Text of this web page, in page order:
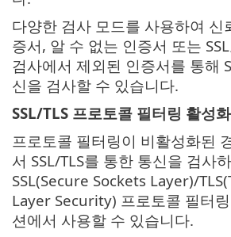
다양한 검사 모드를 사용하여 신
증서, 알 수 없는 인증서 또는
검사에서 제외된 인증서를 통해
신을 검사할 수 있습니다.
SSL/TLS 프로토콜 필터링 활성화
프로토콜 필터링이 비활성화된
서 SSL/TLS를 통한 통신을 검사
SSL(Secure Sockets Layer)/
Layer Security) 프로토콜 필터
션에서 사용할 수 있습니다.